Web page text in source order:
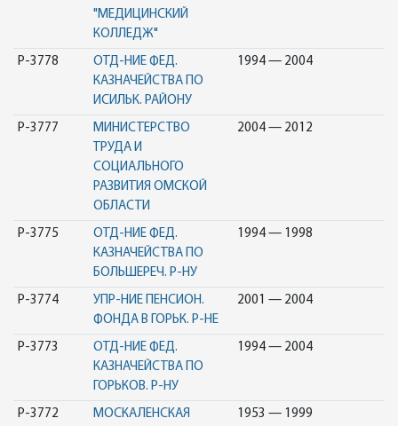
"МЕДИЦИНСКИЙ
КОЛЛЕДЖ"
Р-3778
ОТД-НИЕ ФЕД.
КАЗНАЧЕЙСТВА ПО
ИСИЛЬК. РАЙОНУ
1994 — 2004
Р-3777
МИНИСТЕРСТВО
ТРУДА И
СОЦИАЛЬНОГО
РАЗВИТИЯ ОМСКОЙ
ОБЛАСТИ
2004 — 2012
Р-3775
ОТД-НИЕ ФЕД.
КАЗНАЧЕЙСТВА ПО
БОЛЬШЕРЕЧ. Р-НУ
1994 — 1998
Р-3774
УПР-НИЕ ПЕНСИОН.
ФОНДА В ГОРЬК. Р-НЕ
2001 — 2004
Р-3773
ОТД-НИЕ ФЕД.
КАЗНАЧЕЙСТВА ПО
ГОРЬКОВ. Р-НУ
1994 — 2004
Р-3772
МОСКАЛЕНСКАЯ
1953 — 1999